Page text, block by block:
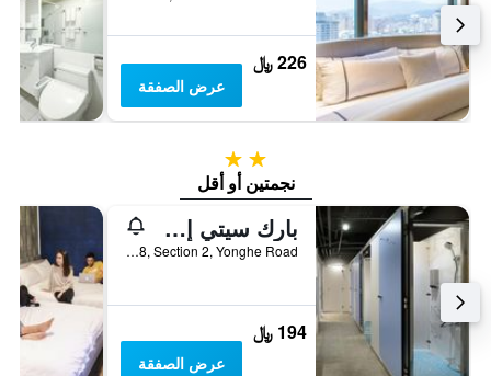
226 ﷼
عرض الصفقة
2 نجمتين
نجمتين أو أقل
بارك سيتي إن آند هوستل - يونغي تايبي
3F, No. 168, Section 2, Yonghe Road, مدينة تايبيه, تايوان
194 ﷼
عرض الصفقة